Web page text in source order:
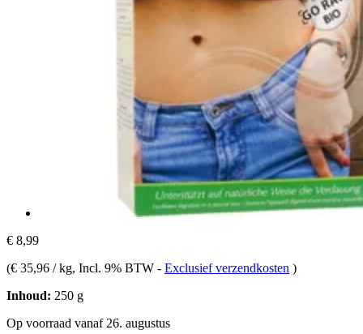
€ 8,99
(€ 35,96 / kg, Incl. 9% BTW - Exclusief verzendkosten )
Inhoud: 250 g
Op voorraad vanaf 26. augustus